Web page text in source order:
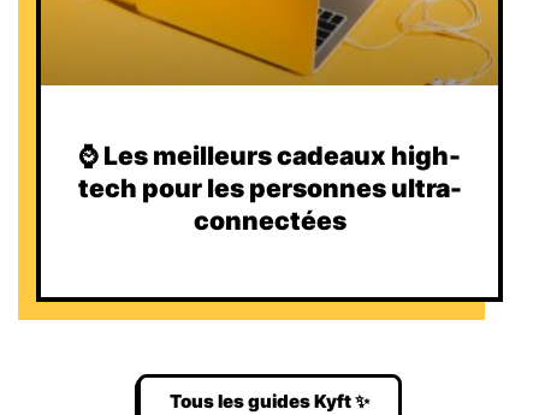
⌚️ Les meilleurs cadeaux high-
tech pour les personnes ultra-
connectées
Tous les guides Kyft ✨